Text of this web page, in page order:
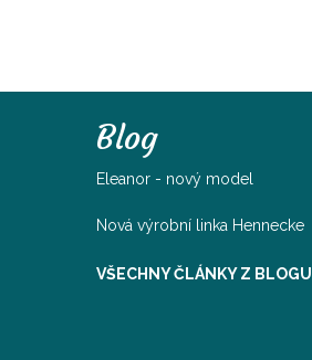
Blog
Eleanor - nový model
Nová výrobní linka Hennecke
VŠECHNY ČLÁNKY Z BLOGU